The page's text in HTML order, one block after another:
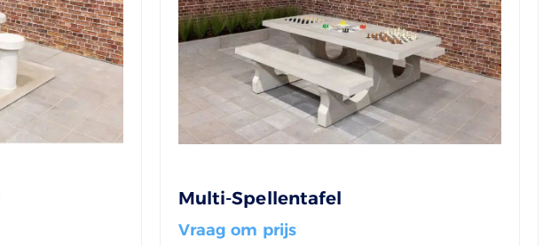
Multi-Spellentafel
Vraag om prijs